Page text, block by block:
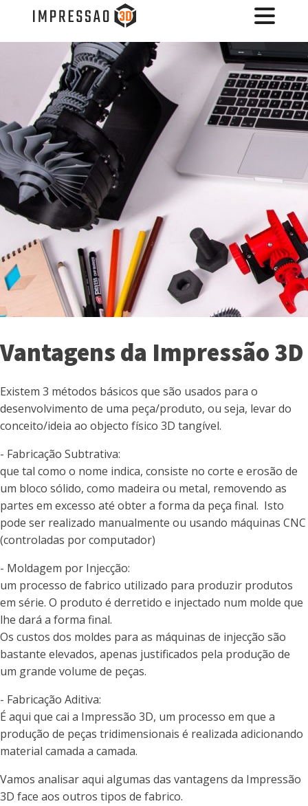
Vantagens da Impressão 3D
Existem 3 métodos básicos que são usados para o
desenvolvimento de uma peça/produto, ou seja, levar do
conceito/ideia ao objecto físico 3D tangível.
- Fabricação Subtrativa:
que tal como o nome indica, consiste no corte e erosão de
um bloco sólido, como madeira ou metal, removendo as
partes em excesso até obter a forma da peça final. Isto
pode ser realizado manualmente ou usando máquinas CNC
(controladas por computador)
- Moldagem por Injecção:
um processo de fabrico utilizado para produzir produtos
em série. O produto é derretido e injectado num molde que
lhe dará a forma final.
Os custos dos moldes para as máquinas de injecção são
bastante elevados, apenas justificados pela produção de
um grande volume de peças.
- Fabricação Aditiva:
É aqui que cai a Impressão 3D, um processo em que a
produção de peças tridimensionais é realizada adicionando
material camada a camada.
Vamos analisar aqui algumas das vantagens da Impressão
3D face aos outros tipos de fabrico.